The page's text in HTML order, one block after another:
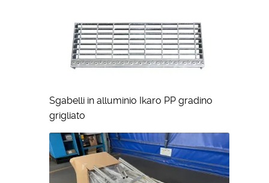
Sgabelli in alluminio Ikaro PP gradino
grigliato